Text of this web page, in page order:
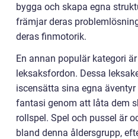
bygga och skapa egna
främjar deras
deras finmotorik.
En annan populär kategori
leksaksfordon. Dessa
iscensätta sina egna
fantasi genom att låta dem
rollspel. Spel och pussel är
bland denna åldersgrupp,